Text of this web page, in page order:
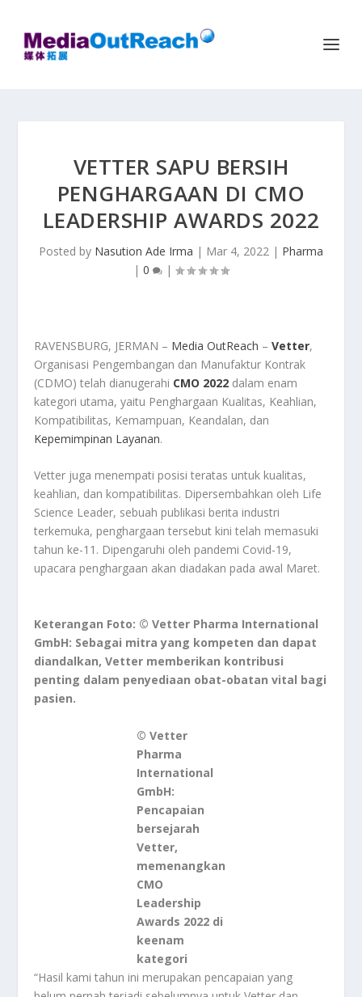
VETTER SAPU BERSIH
PENGHARGAAN DI CMO
LEADERSHIP AWARDS 2022
Posted by Nasution Ade Irma | Mar 4, 2022 | Pharma
| 0 |
RAVENSBURG, JERMAN – Media OutReach –Vetter,
Organisasi Pengembangan dan Manufaktur Kontrak
(CDMO) telah dianugerahi CMO 2022 dalam enam
kategori utama, yaitu Penghargaan Kualitas, Keahlian,
Kompatibilitas, Kemampuan, Keandalan, dan
Kepemimpinan Layanan.
Vetter juga menempati posisi teratas untuk kualitas,
keahlian, dan kompatibilitas. Dipersembahkan oleh Life
Science Leader, sebuah publikasi berita industri
terkemuka, penghargaan tersebut kini telah memasuki
tahun ke-11. Dipengaruhi oleh pandemi Covid-19,
upacara penghargaan akan diadakan pada awal Maret.
Keterangan Foto: © Vetter Pharma International
GmbH: Sebagai mitra yang kompeten dan dapat
diandalkan, Vetter memberikan kontribusi
penting dalam penyediaan obat-obatan vital bagi
pasien.
© Vetter
Pharma
International
GmbH:
Pencapaian
bersejarah
Vetter,
memenangkan
CMO
Leadership
Awards 2022 di
keenam
kategori
“Hasil kami tahun ini merupakan pencapaian yang